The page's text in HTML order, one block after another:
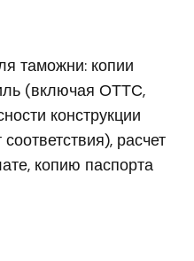
таможни: копии
(включая ОТТС,
конструкции
расчет
копию паспорта